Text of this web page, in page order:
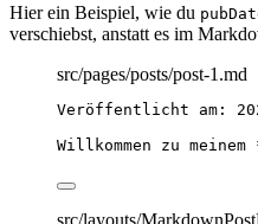
Hier ein Beispiel, wie du
verschiebst, anstatt es im
src/pages/posts/post-1.md
Veröffentlicht am:
Willkommen zu meinem
src/layouts/